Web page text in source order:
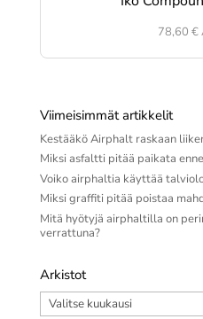
78,60 €
Viimeisimmät artikkelit
Kestääkö Airphalt raskaan
Miksi asfaltti pitää paikata
Voiko airphaltia käyttää
Miksi graffiti pitää poistaa
Mitä hyötyjä airphaltilla on
verrattuna?
Arkistot
Arkistot